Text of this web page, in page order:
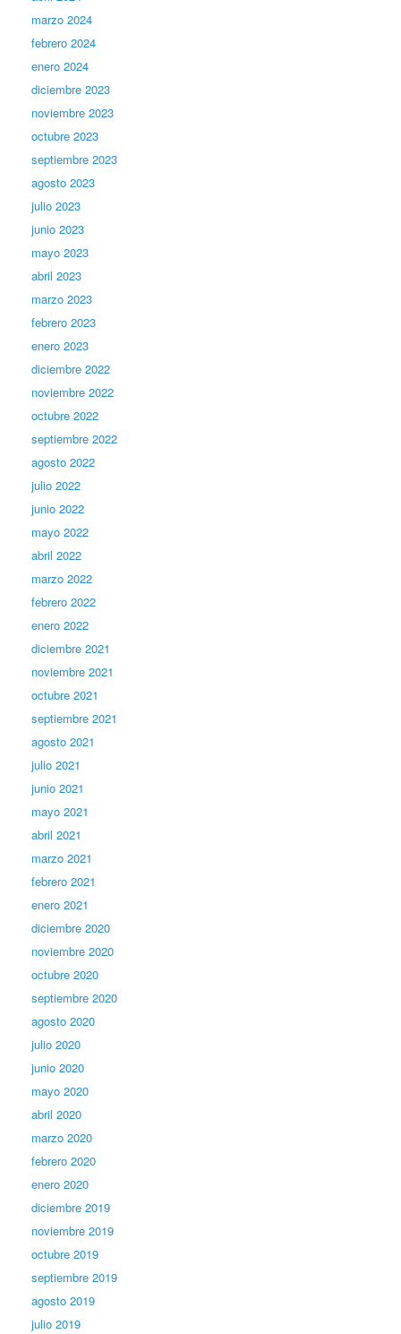
marzo 2024
febrero 2024
enero 2024
diciembre 2023
noviembre 2023
octubre 2023
septiembre 2023
agosto 2023
julio 2023
junio 2023
mayo 2023
abril 2023
marzo 2023
febrero 2023
enero 2023
diciembre 2022
noviembre 2022
octubre 2022
septiembre 2022
agosto 2022
julio 2022
junio 2022
mayo 2022
abril 2022
marzo 2022
febrero 2022
enero 2022
diciembre 2021
noviembre 2021
octubre 2021
septiembre 2021
agosto 2021
julio 2021
junio 2021
mayo 2021
abril 2021
marzo 2021
febrero 2021
enero 2021
diciembre 2020
noviembre 2020
octubre 2020
septiembre 2020
agosto 2020
julio 2020
junio 2020
mayo 2020
abril 2020
marzo 2020
febrero 2020
enero 2020
diciembre 2019
noviembre 2019
octubre 2019
septiembre 2019
agosto 2019
julio 2019